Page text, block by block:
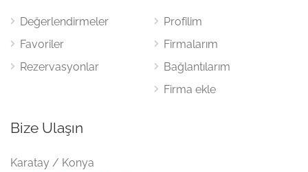
Değerlendirmeler
Favoriler
Rezervasyonlar
Profilim
Firmalarım
Bağlantılarım
Firma ekle
Bize Ulaşın
Karatay / Konya